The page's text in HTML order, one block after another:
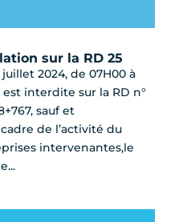
sur la RD 25
2024, de 07H00 à
interdite sur la RD n°
sauf et
de l’activité du
intervenantes,le